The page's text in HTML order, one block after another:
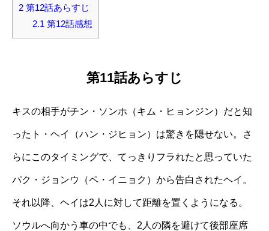
2 第12話あらすじ
2.1 第12話感想
第11話あらすじ
キスの相手がチン・ソンホ（キム・ヒョンジン）だと知
ったト・ヘイ（ハン・ジヒョン）は驚きを隠せない。さ
らにこのタイミングで、てっきりフラれたと思っていた
パク・ジョンウ（ペ・イニョク）から告白されたヘイ。
それ以降、ヘイは2人に対して距離を置くようになる。
ソウルへ向かう車の中でも、2人の隣を避けて後部座席